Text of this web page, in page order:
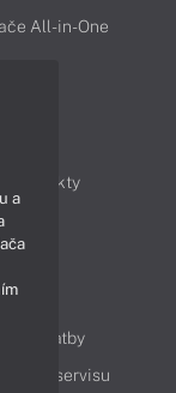
All-in-One
Produkty
a platby
Cenník servisu
a